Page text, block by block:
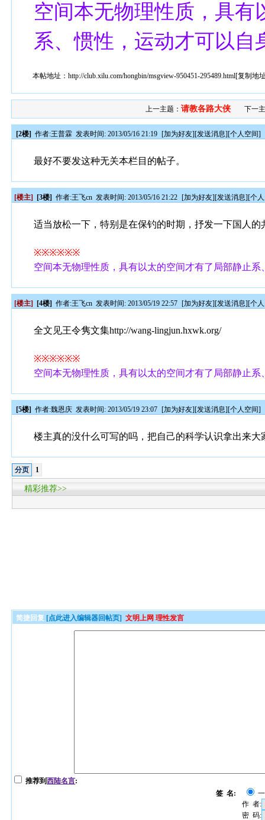
空间本无物理性质，具有
系、惯性，运动才可以自
本帖地址：http://club.xilu.com/hongbin/msgview-950451-295489.html[复制地
上一主题： 请教各路大侠 下一
[2楼] 作者:王普霖 发表时间: 2013/05/16 21:19 [加为好友][发送消息][个人空间]
最好不要发这种无关本栏目的帖子。
[楼主] [3楼] 作者:王飞cn 发表时间: 2013/05/16 21:22 [加为好友][发送消息][个
适当放松一下，特别是在保钓的时期，抒发一下国人的
※※※※※※
空间本无物理性质，具有以太的空间才有了局部静止
[楼主] [4楼] 作者:王飞cn 发表时间: 2013/05/19 22:57 [加为好友][发送消息][个
全文见王令隽文集http://wang-lingjun.hxwk.org/
※※※※※※
空间本无物理性质，具有以太的空间才有了局部静止
[5楼] 作者:魏恩庆 发表时间: 2013/05/19 23:07 [加为好友][发送消息][个人空间]
楼主真的没什么可写的吗，把自己的科学认识拿出来大
分页 1
精彩推荐>>
简捷回复 [点此进入编辑器回帖页] 文明上网 理性发言
推荐到西陆名言:
签 名:
作 者:
密 码: